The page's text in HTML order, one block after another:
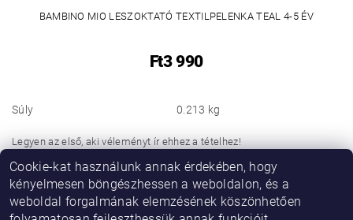
BAMBINO MIO LESZOKTATÓ TEXTILPELENKA TEAL 4-5 ÉV
Ft3 990
Súly 0.213 kg
Legyen az első, aki véleményt ír ehhez a tételhez!
Hozzászólás hozzáadása
Cookie-kat használunk annak érdekében, hogy
kényelmesen böngészhessen a weboldalon, és a
weboldal forgalmának elemzésének köszönhetően